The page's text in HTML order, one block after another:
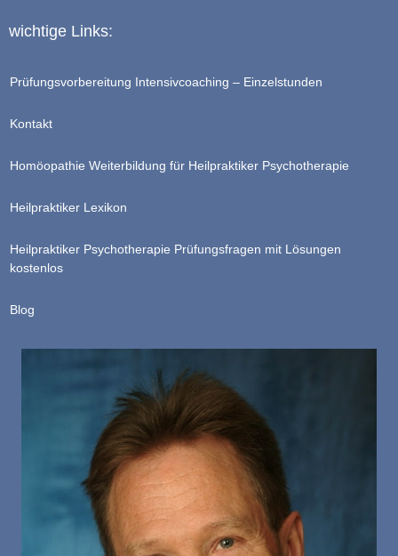
wichtige Links:
Prüfungsvorbereitung Intensivcoaching – Einzelstunden
Kontakt
Homöopathie Weiterbildung für Heilpraktiker Psychotherapie
Heilpraktiker Lexikon
Heilpraktiker Psychotherapie Prüfungsfragen mit Lösungen
kostenlos
Blog